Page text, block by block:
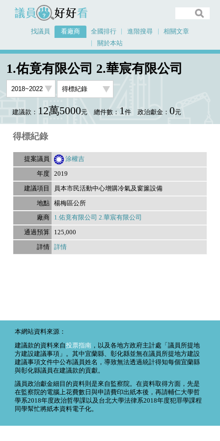
議員好好看
找議員 看廠商 全國排行 進階搜尋
相關文章
關於本站
1.佑竟有限公司 2.華宸有限公司
建議款： 12萬5000元 總件數： 1件 政治獻金： 0元
得標紀錄
涂權吉
2019
員本市民活動中心增購冷氣及窗簾設備
楊梅區公所
1.佑竟有限公司 2.華宸有限公司
125,000
詳情
本網站資料來源：
建議款的資料來自投票指南 ，以及各地方政府主計處「議員所提地
方建設建議事項」。其中宜蘭縣、彰化縣並無在議員所提地方建設
建議事項文件中公布議員姓名，導致無法透過統計得知每個宜蘭縣
與彰化縣議員在建議款的貢獻。
議員政治獻金細目的資料則是來自監察院。在資料取得方面，先是
在監察院的電腦上花費數日與申請費印出紙本後，再請輔仁大學哲
學系2018年度政治哲學課以及台北大學法律系2018年度犯罪學課程
同學幫忙將紙本資料電子化。